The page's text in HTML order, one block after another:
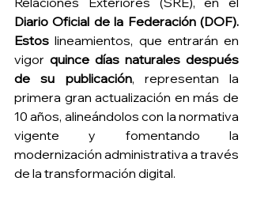
Diario Oficial de la Federación (DOF).
Estos lineamientos, que entrarán en
vigor quince días naturales después
de su publicación, representan la
primera gran actualización en más de
10 años, alineándolos con la normativa
vigente y fomentando la
modernización administrativa a través
de la transformación digital.